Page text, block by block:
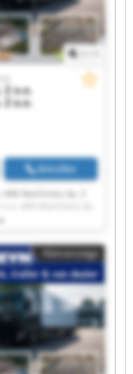
o.o.
o.o.
Anrufen
Machinery Sp. Z
Z o.o. MM Machinery
Machinery Sp. Z o.o.
MM Machinery Sp. Z
o.o. MM Machinery Sp.
Z o.o. MM Machinery
Sp. Z o.o. MM
Machinery Sp. Z o.o.
MM Machinery Sp. Z
Kleinanzeige